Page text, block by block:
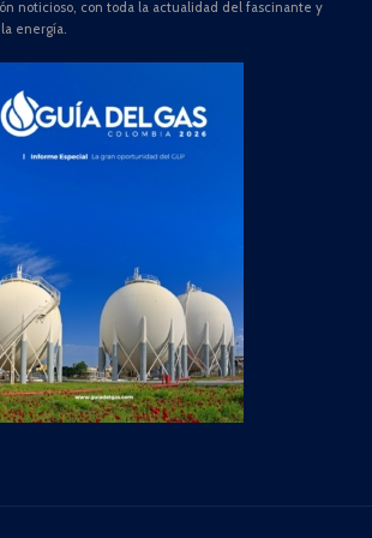
noticioso, con toda la actualidad del fascinante y
energía.